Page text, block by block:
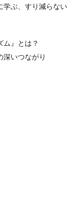
学ぶ、すり減らない
』とは？
深いつながり